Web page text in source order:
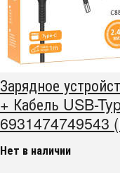
Зарядное
+ Кабель USB-
6931474749543
Нет в наличии